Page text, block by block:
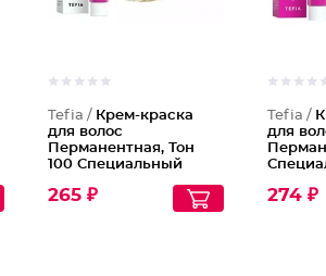
Tefia / Крем-краска
для волос
Перманентная, Тон
100 Cпециальный
265 ₽
Tefia /
для
274 ₽